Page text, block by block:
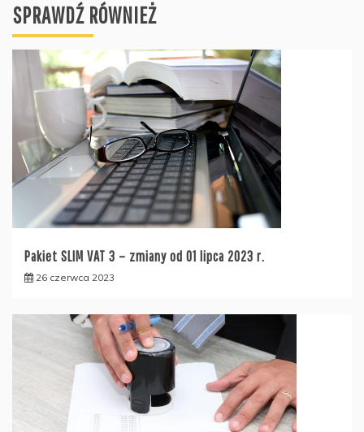
SPRAWDŹ RÓWNIEŻ
Pakiet SLIM VAT 3 – zmiany od 01 lipca 2023 r.
26 czerwca 2023